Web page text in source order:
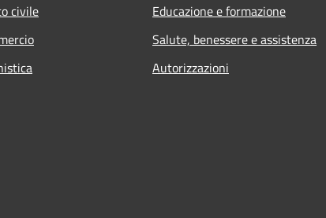
civile
Educazione e formazione
Salute, benessere e assistenza
Autorizzazioni